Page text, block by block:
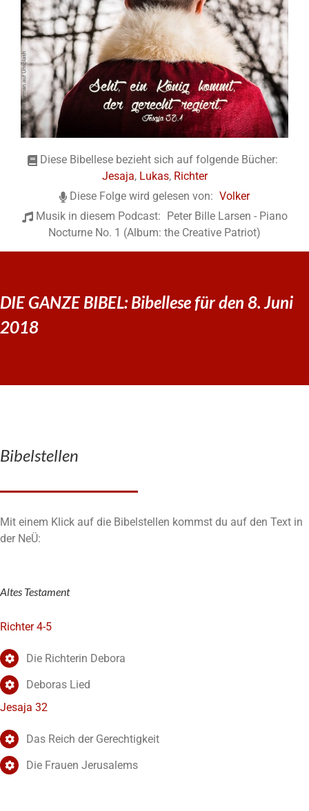
Diese Bibellese bezieht sich auf folgende Bücher:
Jesaja, Lukas, Richter
Diese Folge wird gelesen von: Volker
Musik in diesem Podcast: Peter Bille Larsen - Piano
Nocturne No. 1 (Album: the Creative Patriot)
DIE GANZE BIBEL: Bibellese für den 8. Juni
2018
Bibelstellen
Mit einem Klick auf die Bibelstellen kommst du auf den Text in
der NeÜ:
Altes Testament
Richter 4-5
Die Richterin Debora
Deboras Lied
Jesaja 32
Das Reich der Gerechtigkeit
Die Frauen Jerusalems